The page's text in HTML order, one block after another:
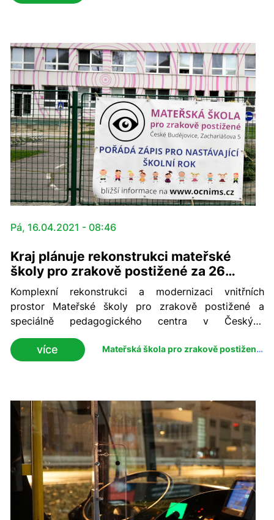
pohnulo kupředu. Jihočeši si tuto dálnici již zaslouží.
hejtmanky pro dopravu Martin Kupka, kteří se sešli v
pátek 16. dubna na místě, kde D3 ve směru na Prahu
ve středních Čechách končí.
Pá, 16.04.2021 - 08:46
Kraj plánuje rekonstrukci mateřské
školy pro zrakově postižené za 26
milionů
Komplexní rekonstrukci a modernizaci vnitřních
prostor Mateřské školy pro zrakově postižené a
speciálně pedagogického centra v Českých
Budějovicích plánuje kraj. Vyhlášení veřejného
výběrového řízení s předpokládanou investicí 26
milionů korun schválila Rada Jihočeského kraje ve
více
Mateřská škola pro zrakově postižené